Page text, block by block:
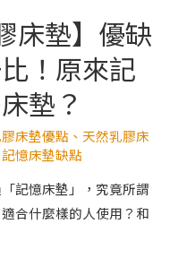
床墊】優缺
！原來記
墊？
床墊優點 、 天然乳膠床
記憶床墊缺點
記憶床墊」，究竟所謂
合什麼樣的人使用？和